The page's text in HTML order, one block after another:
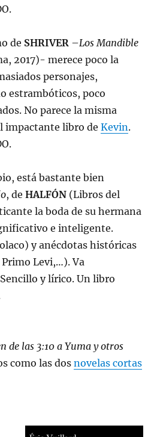
de SHRIVER–Los Mandible
2017)- merece poco la
personajes,
estrambóticos, poco
No parece la misma
impactante libro de Kevin.
está bastante bien
, de HALFÓN(Libros del
la boda de su hermana
e inteligente.
y anécdotas históricas
Levi,…). Va
y lírico. Un libro
de las 3:10 a Yuma y otros
como las dosnovelas cortas